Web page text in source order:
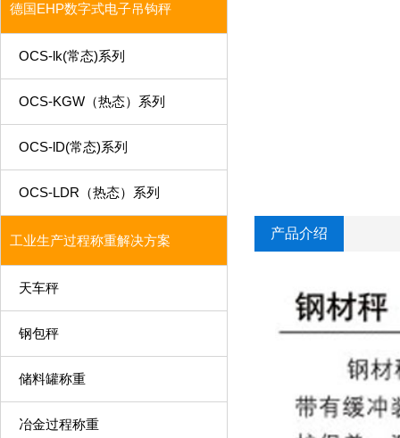
德国EHP数字式电子吊钩秤
OCS-lk(常态)系列
OCS-KGW（热态）系列
OCS-lD(常态)系列
OCS-LDR（热态）系列
工业生产过程称重解决方案
天车秤
钢包秤
储料罐称重
冶金过程称重
产品介绍